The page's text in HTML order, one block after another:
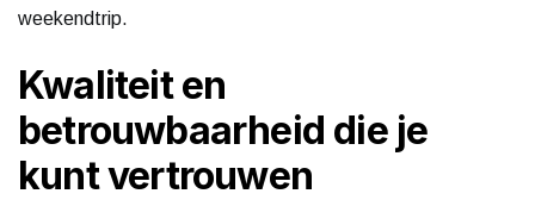
weekendtrip.
Kwaliteit en
betrouwbaarheid die je
kunt vertrouwen